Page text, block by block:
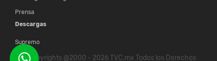
Prensa
Descargas
Supremo
© Copyrights @2000 - 2026 TVC.mx Todos los Derechos